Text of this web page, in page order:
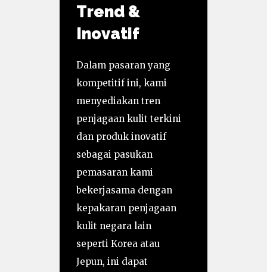
Trend &
Inovatif
Dalam pasaran yang
kompetitif ini, kami
menyediakan tren
penjagaan kulit terkini
dan produk inovatif
sebagai pasukan
pemasaran kami
bekerjasama dengan
kepakaran penjagaan
kulit negara lain
seperti Korea atau
Jepun, ini dapat